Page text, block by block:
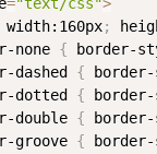
="text/css">
width:160px;
none
{ border-
dashed
{
dotted
{
double
{
groove
{